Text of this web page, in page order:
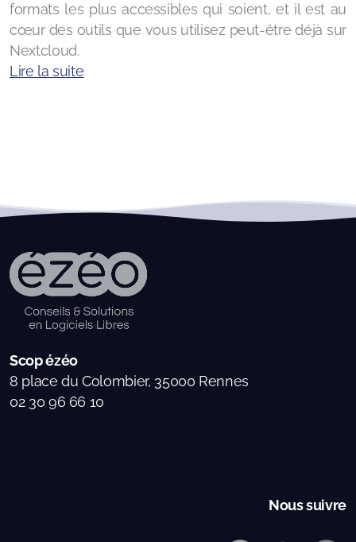
formats les plus accessibles qui soient, et il est au
cœur des outils que vous utilisez peut-être déjà sur
Nextcloud.
Lire la suite
Scop ézéo
8 place du Colombier, 35000 Rennes
02 30 96 66 10
Nous suivre